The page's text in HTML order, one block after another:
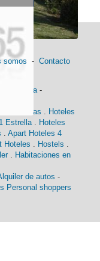
somos - Contacto
Historia-
4 Estrellas . Hoteles
Estrella. Hoteles
. Apart Hoteles 4
Hoteles . Hostels .
. Habitaciones en
de autos -
Personal shoppers